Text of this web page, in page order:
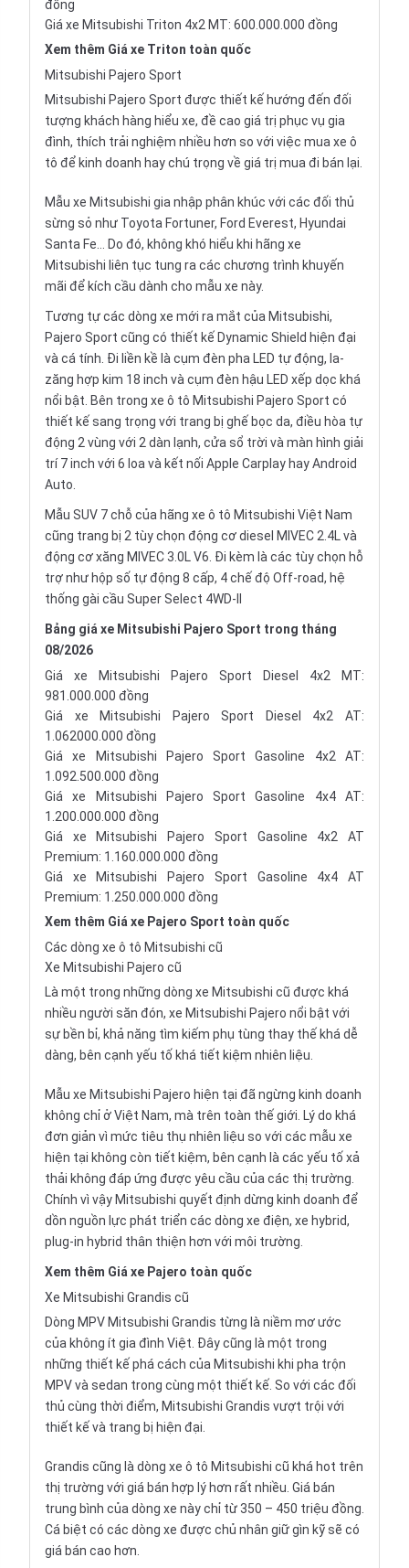
đồng
Giá xe Mitsubishi Triton 4x2 MT: 600.000.000 đồng
Xem thêm Giá xe Triton toàn quốc
Mitsubishi Pajero Sport
Mitsubishi Pajero Sport được thiết kế hướng đến đối
tượng khách hàng hiểu xe, đề cao giá trị phục vụ gia
đình, thích trải nghiệm nhiều hơn so với việc mua xe ô
tô để kinh doanh hay chú trọng về giá trị mua đi bán lại.
Mẫu xe Mitsubishi gia nhập phân khúc với các đối thủ
sừng sỏ như Toyota Fortuner, Ford Everest, Hyundai
Santa Fe… Do đó, không khó hiểu khi hãng xe
Mitsubishi liên tục tung ra các chương trình khuyến
mãi để kích cầu dành cho mẫu xe này.
Tương tự các dòng xe mới ra mắt của Mitsubishi,
Pajero Sport cũng có thiết kế Dynamic Shield hiện đại
và cá tính. Đi liền kề là cụm đèn pha LED tự động, la-
zăng hợp kim 18 inch và cụm đèn hậu LED xếp dọc khá
nổi bật. Bên trong xe ô tô Mitsubishi Pajero Sport có
thiết kế sang trọng với trang bị ghế bọc da, điều hòa tự
động 2 vùng với 2 dàn lạnh, cửa sổ trời và màn hình giải
trí 7 inch với 6 loa và kết nối Apple Carplay hay Android
Auto.
Mẫu SUV 7 chỗ của hãng xe ô tô Mitsubishi Việt Nam
cũng trang bị 2 tùy chọn động cơ diesel MIVEC 2.4L và
động cơ xăng MIVEC 3.0L V6. Đi kèm là các tùy chọn hỗ
trợ như hộp số tự động 8 cấp, 4 chế độ Off-road, hệ
thống gài cầu Super Select 4WD-II
Bảng giá xe Mitsubishi Pajero Sport trong tháng
08/2026
Giá xe Mitsubishi Pajero Sport Diesel 4x2 MT:
981.000.000 đồng
Giá xe Mitsubishi Pajero Sport Diesel 4x2 AT:
1.062000.000 đồng
Giá xe Mitsubishi Pajero Sport Gasoline 4x2 AT:
1.092.500.000 đồng
Giá xe Mitsubishi Pajero Sport Gasoline 4x4 AT:
1.200.000.000 đồng
Giá xe Mitsubishi Pajero Sport Gasoline 4x2 AT
Premium: 1.160.000.000 đồng
Giá xe Mitsubishi Pajero Sport Gasoline 4x4 AT
Premium: 1.250.000.000 đồng
Xem thêm Giá xe Pajero Sport toàn quốc
Các dòng xe ô tô Mitsubishi cũ
Xe Mitsubishi Pajero cũ
Là một trong những dòng xe Mitsubishi cũ được khá
nhiều người săn đón, xe Mitsubishi Pajero nổi bật với
sự bền bỉ, khả năng tìm kiếm phụ tùng thay thế khá dễ
dàng, bên cạnh yếu tố khá tiết kiệm nhiên liệu.
Mẫu xe Mitsubishi Pajero hiện tại đã ngừng kinh doanh
không chỉ ở Việt Nam, mà trên toàn thế giới. Lý do khá
đơn giản vì mức tiêu thụ nhiên liệu so với các mẫu xe
hiện tại không còn tiết kiệm, bên cạnh là các yếu tố xả
thải không đáp ứng được yêu cầu của các thị trường.
Chính vì vậy Mitsubishi quyết định dừng kinh doanh để
dồn nguồn lực phát triển các dòng xe điện, xe hybrid,
plug-in hybrid thân thiện hơn với môi trường.
Xem thêm Giá xe Pajero toàn quốc
Xe Mitsubishi Grandis cũ
Dòng MPV Mitsubishi Grandis từng là niềm mơ ước
của không ít gia đình Việt. Đây cũng là một trong
những thiết kế phá cách của Mitsubishi khi pha trộn
MPV và sedan trong cùng một thiết kế. So với các đối
thủ cùng thời điểm, Mitsubishi Grandis vượt trội với
thiết kế và trang bị hiện đại.
Grandis cũng là dòng xe ô tô Mitsubishi cũ khá hot trên
thị trường với giá bán hợp lý hơn rất nhiều. Giá bán
trung bình của dòng xe này chỉ từ 350 – 450 triệu đồng.
Cá biệt có các dòng xe được chủ nhân giữ gìn kỹ sẽ có
giá bán cao hơn.